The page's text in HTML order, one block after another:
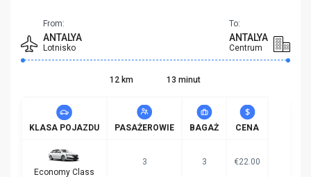
From:
ANTALYA
Lotnisko
To:
ANTALYA
Centrum
12 km 13 minut
KLASA POJAZDU PASAŻEROWIE BAGAŻ CENA
Economy Class
3 3 €22.00